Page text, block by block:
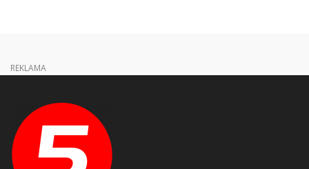
REKLAMA